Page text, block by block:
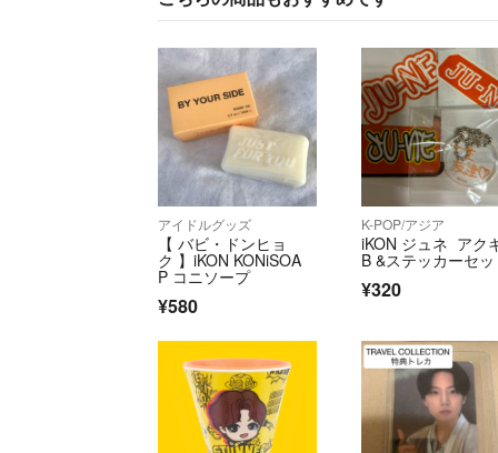
アイドルグッズ
【 バビ・ドンヒョ
ク 】iKON KONiSOA
P コニソープ
¥580
K-POP/アジア
iKON ジュネ アク
B &ステッカーセッ
¥320